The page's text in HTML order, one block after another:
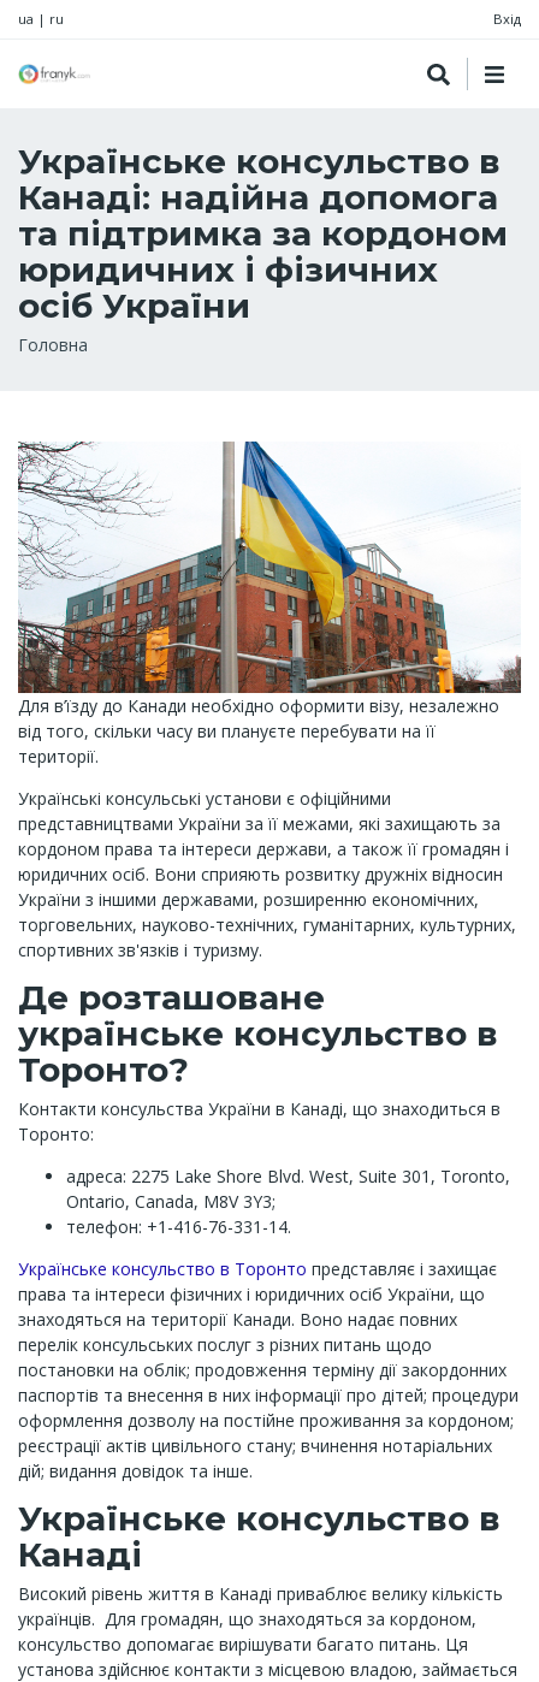
ua | ru Вхід
Українське консульство в
Канаді: надійна допомога
та підтримка за кордоном
юридичних і фізичних
осіб України
Рядок
Головна
Для в’їзду до Канади необхідно оформити візу, незалежно
від того, скільки часу ви плануєте перебувати на її
території.
Українські консульські установи є офіційними
представництвами України за її межами, які захищають за
кордоном права та інтереси держави, а також її громадян і
юридичних осіб. Вони сприяють розвитку дружніх відносин
України з іншими державами, розширенню економічних,
торговельних, науково-технічних, гуманітарних, культурних,
спортивних зв'язків і туризму.
Де розташоване
українське консульство в
Торонто?
Контакти консульства України в Канаді, що знаходиться в
Торонто:
адреса: 2275 Lake Shore Blvd. West, Suite 301, Toronto,
Ontario, Canada, M8V 3Y3;
телефон: +1-416-76-331-14.
Українське консульство в Торонто представляє і захищає
права та інтереси фізичних і юридичних осіб України, що
знаходяться на території Канади. Воно надає повних
перелік консульських послуг з різних питань щодо
постановки на облік; продовження терміну дії закордонних
паспортів та внесення в них інформації про дітей; процедури
оформлення дозволу на постійне проживання за кордоном;
реєстрації актів цивільного стану; вчинення нотаріальних
дій; видання довідок та інше.
Українське консульство в
Канаді
Високий рівень життя в Канаді приваблює велику кількість
українців. Для громадян, що знаходяться за кордоном,
консульство допомагає вирішувати багато питань. Ця
установа здійснює контакти з місцевою владою, займається